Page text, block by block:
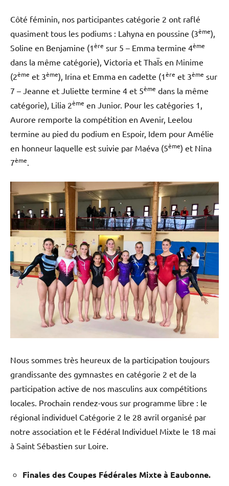
Côté féminin, nos participantes catégorie 2 ont raflé
quasiment tous les podiums : Lahyna en poussine (3ème),
Soline en Benjamine (1ère sur 5 – Emma termine 4ème
dans la même catégorie), Victoria et ThaÏs en Minime
(2ème et 3ème), Irina et Emma en cadette (1ère et 3ème sur
7 – Jeanne et Juliette termine 4 et 5ème dans la même
catégorie), Lilia 2ème en Junior. Pour les catégories 1,
Aurore remporte la compétition en Avenir, Leelou
termine au pied du podium en Espoir, Idem pour Amélie
en honneur laquelle est suivie par Maéva (5ème) et Nina
7ème
Nous sommes très heureux de la participation toujours
grandissante des gymnastes en catégorie 2 et de la
participation active de nos masculins aux compétitions
locales. Prochain rendez-vous sur programme libre : le
régional individuel Catégorie 2 le 28 avril organisé par
notre association et le Fédéral Individuel Mixte le 18 mai
à Saint Sébastien sur Loire.
Finales des Coupes Fédérales Mixte à Eaubonne.